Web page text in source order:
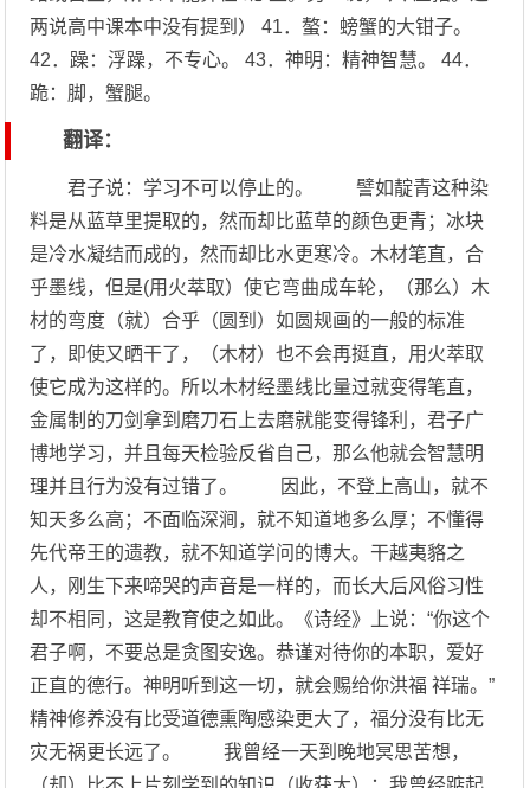
两说高中课本中没有提到） 41．螯：螃蟹的大钳子。
42．躁：浮躁，不专心。 43．神明：精神智慧。 44．
跪：脚，蟹腿。
翻译：
君子说：学习不可以停止的。 譬如靛青这种染
料是从蓝草里提取的，然而却比蓝草的颜色更青；冰块
是冷水凝结而成的，然而却比水更寒冷。木材笔直，合
乎墨线，但是(用火萃取）使它弯曲成车轮，（那么）木
材的弯度（就）合乎（圆到）如圆规画的一般的标准
了，即使又晒干了，（木材）也不会再挺直，用火萃取
使它成为这样的。所以木材经墨线比量过就变得笔直，
金属制的刀剑拿到磨刀石上去磨就能变得锋利，君子广
博地学习，并且每天检验反省自己，那么他就会智慧明
理并且行为没有过错了。 因此，不登上高山，就不
知天多么高；不面临深涧，就不知道地多么厚；不懂得
先代帝王的遗教，就不知道学问的博大。干越夷貉之
人，刚生下来啼哭的声音是一样的，而长大后风俗习性
却不相同，这是教育使之如此。《诗经》上说：“你这个
君子啊，不要总是贪图安逸。恭谨对待你的本职，爱好
正直的德行。神明听到这一切，就会赐给你洪福 祥瑞。”
精神修养没有比受道德熏陶感染更大了，福分没有比无
灾无祸更长远了。 我曾经一天到晚地冥思苦想，